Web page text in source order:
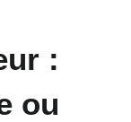
:
ou